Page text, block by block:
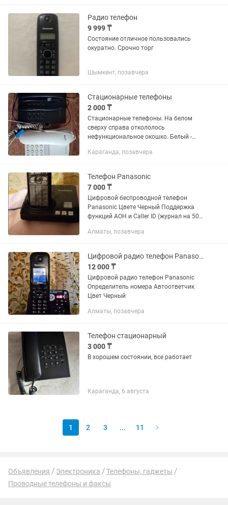
Радио телефон
9 999 ₸
Состояние отличное пользовались
окуратно. Срочно торг
Шымкент, позавчера
Стационарные телефоны
2 000 ₸
Стационарные телефоны. На белом
сверху справа откололось
нефункциональное окошко. Белый -
городе.
Караганда, позавчера
Телефон Panasonic
7 000 ₸
Цифровой беспроводной телефон
Panasonic Цвете Черный Поддержка
функций АОН и Caller ID (журнал на 50
трубке с подсветкой.
Алматы, позавчера
Цифровой радио телефон Panasonic
12 000 ₸
Цифровой радио телефон Panasonic
Определитель номера Автоответчик
Цвет Черный
Алматы, позавчера
Телефон стационарный
3 000 ₸
В хорошем состоянии, все работает
Караганда, 6 августа
1 2 3 ... 11
Объявления Электроника
Телефоны, гаджеты
Проводные телефоны и факсы